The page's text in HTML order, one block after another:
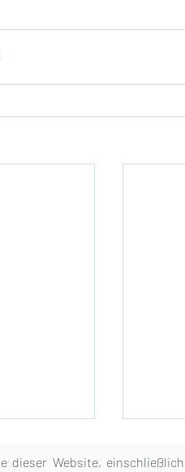
dieser Website,